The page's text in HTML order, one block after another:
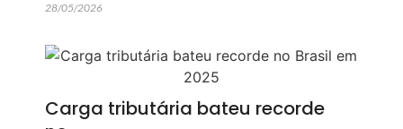
28/05/2026
Carga tributária bateu recorde